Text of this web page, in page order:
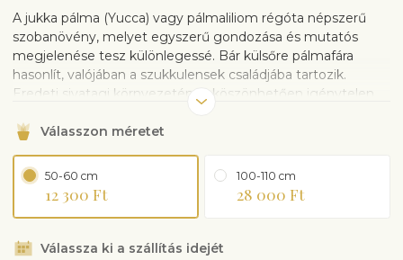
A jukka pálma (Yucca) vagy pálmaliliom régóta népszerű
szobanövény, melyet egyszerű gondozása és mutatós
megjelenése tesz különlegessé. Bár külsőre pálmafára
hasonlít, valójában a szukkulensek családjába tartozik.
Eredeti sivatagi környezetének köszönhetően igénytelen,
fordítani növénygondozásra. A jukka jelentős szerepet
gyógynövényként, élelmiszerként és kozmetikai termékek
előállításához használják. Fedezze fel a jukka pálma
szépségét és egyszerű gondozását, és vigyen egy kis
A növényt műanyag kaspóban szállítjuk, kerámia kaspó
Válasszon méretet
50-60 cm
12 300 Ft
100-110 cm
28 000 Ft
Válassza ki a szállítás idejét